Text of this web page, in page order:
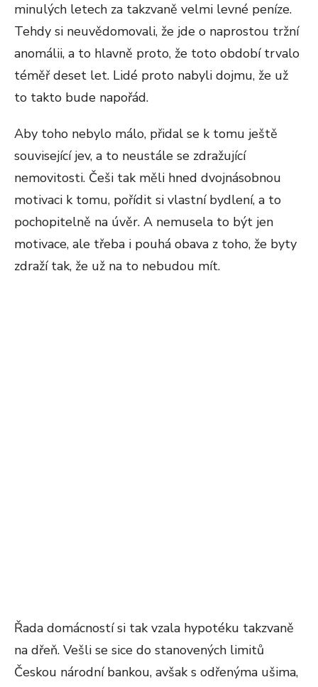
minulých letech za takzvaně velmi levné peníze.
Tehdy si neuvědomovali, že jde o naprostou tržní
anomálii, a to hlavně proto, že toto období trvalo
téměř deset let. Lidé proto nabyli dojmu, že už
to takto bude napořád.
Aby toho nebylo málo, přidal se k tomu ještě
související jev, a to neustále se zdražující
nemovitosti. Češi tak měli hned dvojnásobnou
motivaci k tomu, pořídit si vlastní bydlení, a to
pochopitelně na úvěr. A nemusela to být jen
motivace, ale třeba i pouhá obava z toho, že byty
zdraží tak, že už na to nebudou mít.
Řada domácností si tak vzala hypotéku takzvaně
na dřeň. Vešli se sice do stanovených limitů
Českou národní bankou, avšak s odřenýma ušima,